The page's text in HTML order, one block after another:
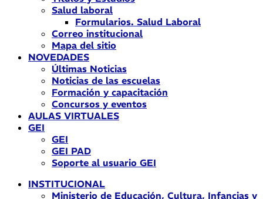
Salud laboral
Formularios. Salud Laboral
Correo institucional
Mapa del sitio
NOVEDADES
Últimas Noticias
Noticias de las escuelas
Formación y capacitación
Concursos y eventos
AULAS VIRTUALES
GEI
GEI
GEI PAD
Soporte al usuario GEI
INSTITUCIONAL
Ministerio de Educación, Cultura, Infancias y